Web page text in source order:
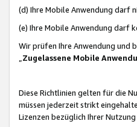
(d) Ihre Mobile Anwendung darf
(e) Ihre Mobile Anwendung darf
Wir prüfen Ihre Anwendung und
„Zugelassene Mobile
Diese Richtlinien gelten für die
müssen jederzeit strikt
Lizenzen bezüglich Ihrer